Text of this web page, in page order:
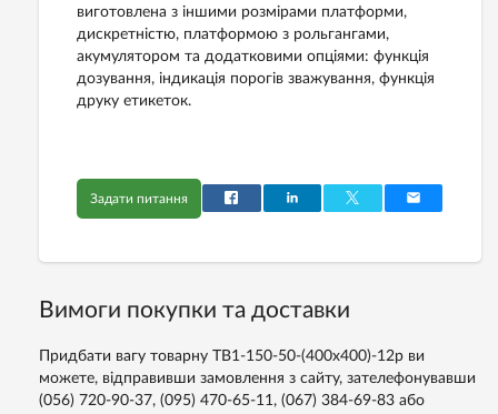
виготовлена з іншими розмірами платформи,
дискретністю, платформою з рольгангами,
акумулятором та додатковими опціями: функція
дозування, індикація порогів зважування, функція
друку етикеток.
Задати питання
Вимоги покупки та доставки
Придбати вагу товарну ТВ1-150-50-(400х400)-12p ви
можете, відправивши замовлення з сайту, зателефонувавши
(056) 720-90-37, (095) 470-65-11, (067) 384-69-83 або